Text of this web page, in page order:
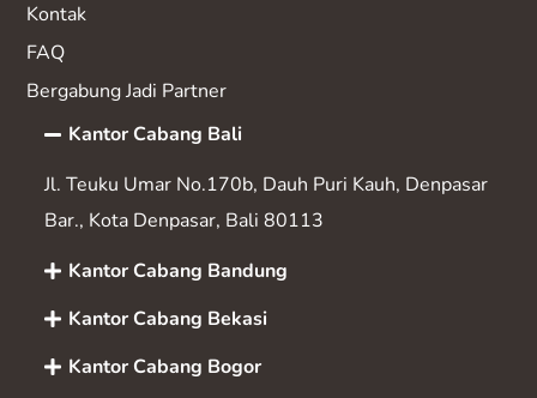
Kontak
FAQ
Bergabung Jadi Partner
Kantor Cabang Bali
Jl. Teuku Umar No.170b, Dauh Puri Kauh, Denpasar
Bar., Kota Denpasar, Bali 80113
Kantor Cabang Bandung
Kantor Cabang Bekasi
Kantor Cabang Bogor